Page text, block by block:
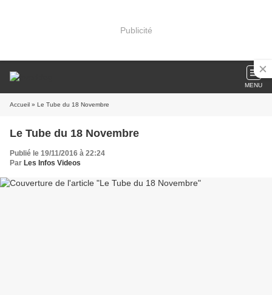
Publicité
MENU
Accueil » Le Tube du 18 Novembre
Le Tube du 18 Novembre
Publié le 19/11/2016 à 22:24
Par Les Infos Videos